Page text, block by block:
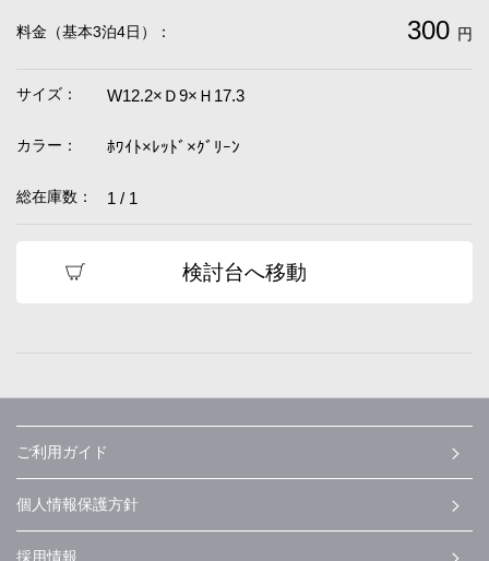
料金（基本3泊4日）： 300 円
サイズ： W12.2×Ｄ9×Ｈ17.3
カラー： ﾎﾜｲﾄ×ﾚｯﾄﾞ×ｸﾞﾘｰﾝ
総在庫数： 1 / 1
検討台へ移動
ご利用ガイド
個人情報保護方針
採用情報